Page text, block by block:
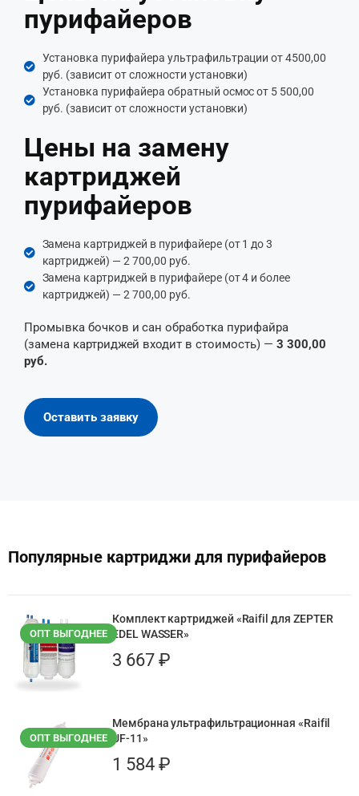
пурифайеров
Установка пурифайера ультрафильтрации от 4500,00
руб. (зависит от сложности установки)
Установка пурифайера обратный осмос от 5 500,00
руб. (зависит от сложности установки)
Цены на замену
картриджей
пурифайеров
Замена картриджей в пурифайере (от 1 до 3
картриджей) — 2 700,00 руб.
Замена картриджей в пурифайере (от 4 и более
картриджей) — 2 700,00 руб.
Промывка бочков и сан обработка пурифайра
(замена картриджей входит в стоимость) — 3 300,00
руб.
Оставить заявку
Популярные картриджи для пурифайеров
ОПТ ВЫГОДНЕЕ
Комплект картриджей «Raifil для ZEPTER
EDEL WASSER»
3 667 ₽
ОПТ ВЫГОДНЕЕ
Мембрана ультрафильтрационная «Raifil
UF-11»
1 584 ₽